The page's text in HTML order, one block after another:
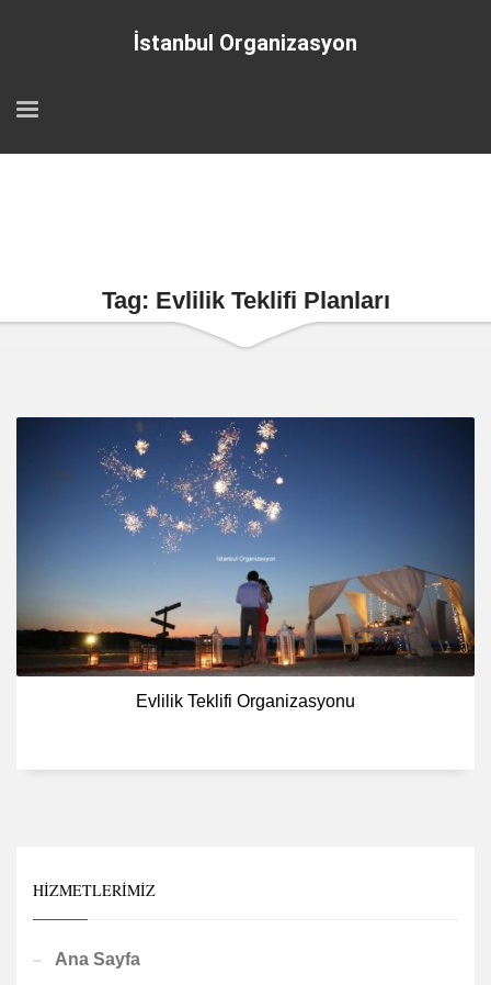
İstanbul Organizasyon
Tag: Evlilik Teklifi Planları
Evlilik Teklifi Organizasyonu
HIZMETLERIMIZ
Ana Sayfa